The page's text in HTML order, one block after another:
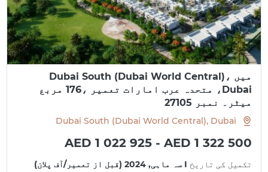
میں Dubai South (Dubai World Central)،
Dubai، متحدہ عرب امارات تعمیر ،176 مربع
میٹر۔ نمبر 27105
Dubai South (Dubai World Central), Dubai
AED 1 022 925 - AED 1 322 500
تکمیل کی تاریخ I سہ ماہی, 2024 (قبل از تعمیر/آف پلان)